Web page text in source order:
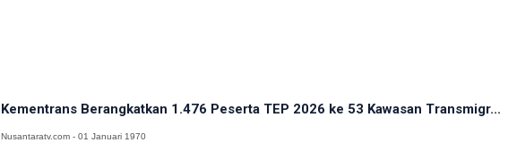
Kementrans Berangkatkan 1.476 Peserta TEP 2026 ke 53 Kawasan Transmigr...
Nusantaratv.com - 01 Januari 1970